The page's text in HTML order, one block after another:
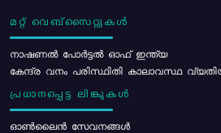
മറ്റ് വെബ്സൈറ്റുകൾ
നാഷണൽ പോർട്ടൽ ഓഫ് ഇന്ത്യ
കേന്ദ്ര വനം പരിസ്ഥിതി കാലാവസ്ഥ
പ്രധാനപ്പെട്ട ലിങ്കുകൾ
ഓൺലൈൻ സേവനങ്ങൾ